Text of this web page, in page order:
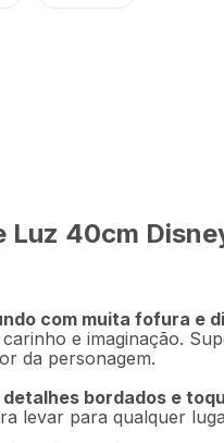
Luz 40cm
com muita fofura e
e imaginação.
da personagem.
detalhes bordados e
levar para qualquer